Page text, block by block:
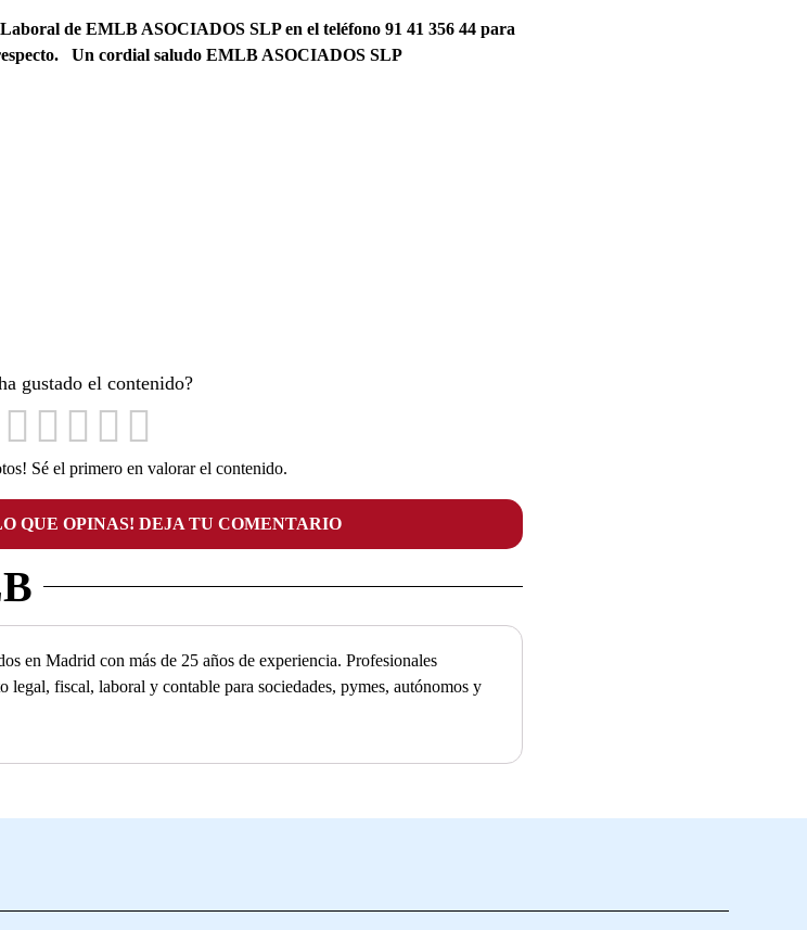
de EMLB ASOCIADOS SLP en el teléfono 91 41 356 44 para
Un cordial saludo EMLB ASOCIADOS SLP
gustado el contenido?
Sé el primero en valorar el contenido.
QUE OPINAS! DEJA TU COMENTARIO
en Madrid con más de 25 años de experiencia. Profesionales
legal, fiscal, laboral y contable para sociedades, pymes, autónomos y